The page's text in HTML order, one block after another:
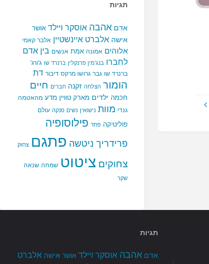
תגיות
אדם אהבה אוסקר ויילד אושר
אישה אלברט איינשטיין אלבר קאמי
אלוהים אמונה אמת אנשים בין אדם
לחברו בנג'מין פרנקלין ברנרד שו ג'ורג'
ברנרד שו גבר גרושו מרקס דיבור דת
הומור הצלחה זקנה חברים חיים
חכמה ילדים מארק טוויין מדע מהאטמה
גנדי מוות נישואין נשים סנקה עולם
פוליטיקה פחד פילוסופיה
פרידריך ניטשה פתגם צחוק
צחוקים ציטוט שמחה שנאה
שקר
תגיות
אדם אהבה אוסקר ויילד אושר אישה אלברט